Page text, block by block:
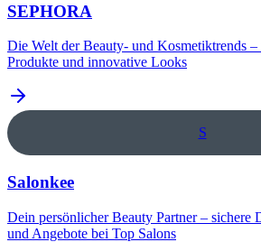
SEPHORA
Die Welt der Beauty- und Kosmetiktrends
Produkte und innovative Looks
S
Salonkee
Dein persönlicher Beauty Partner – sichere
und Angebote bei Top Salons